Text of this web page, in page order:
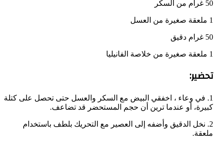
50 غرام من السكر
1 ملعقة صغيرة من العسل
50 غرام دقيق
1 ملعقة صغيرة من خلاصة الفانيليا
تحضير:
1. في وعاء ، اخفقي البيض مع السكر والعسل حتى تحصل على كتلة
كبيرة، أو عندما ترين أن حجم المستحضر قد تضاعف.
2. نخل الدقيق وأضفه إلى العصير مع التحريك بلطف باستخدام
ملعقة.